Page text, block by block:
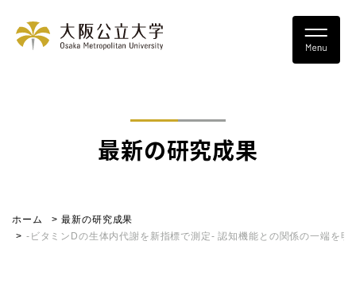
最新の研究成果
ホーム
最新の研究成果
-ビタミンDの生体内代謝を新指標で測定- 認知機能との関係の一端を明